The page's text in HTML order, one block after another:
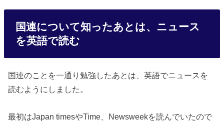
国連について知ったあとは、ニュース
を英語で読む
国連のことを一通り勉強したあとは、英語でニュースを
読むようにしました。
最初はJapan timesやTime、Newsweekを読んでいたので